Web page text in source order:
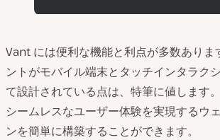
Vant には便利な機能と利点が多数ありま
ントがモバイル端末とタッチインタラク
て設計されている点は、特筆に値します
シームレスなユーザー体験を実現するウ
ンを簡単に構築することができます。